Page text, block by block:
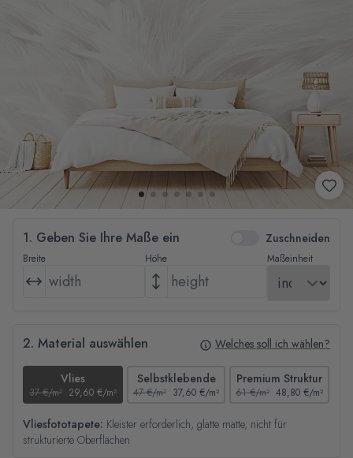
1. Geben Sie Ihre Maße ein Zuschneiden
Breite Höhe Maßeinheit
2. Material auswählen Welches soll ich wählen?
Vlies
37 €/m² 29,60 €/m²
Selbstklebende
47 €/m² 37,60 €/m²
Premium Struktur
61 €/m² 48,80 €/m²
Vliesfototapete: Kleister erforderlich, glatte matte, nicht für
strukturierte Oberflächen